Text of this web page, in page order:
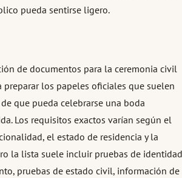
pueda sentirse ligero.
de documentos para la ceremonia civil
preparar los papeles oficiales que suelen
que pueda celebrarse una boda
Los requisitos exactos varían según el
el estado de residencia y la
la lista suele incluir pruebas de
pruebas de estado civil, información de